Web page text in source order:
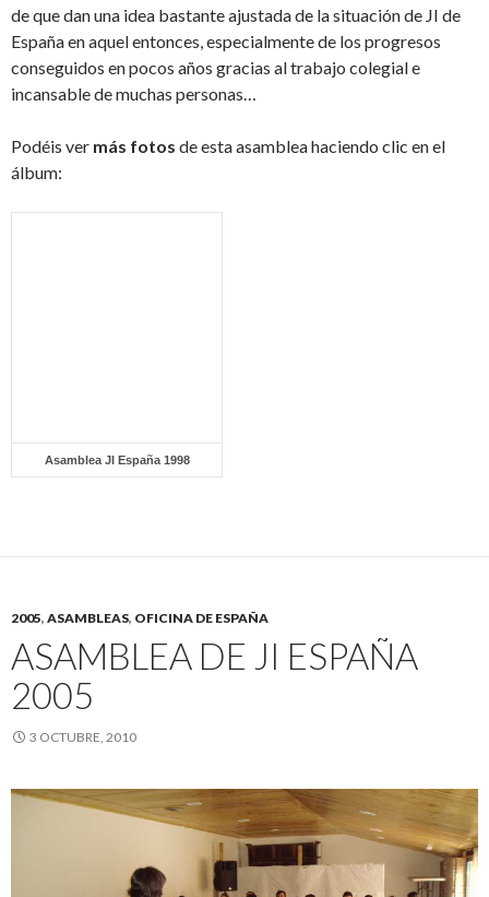
de que dan una idea bastante ajustada de la situación de JI de
España en aquel entonces, especialmente de los progresos
conseguidos en pocos años gracias al trabajo colegial e
incansable de muchas personas…
Podéis ver más fotos de esta asamblea haciendo clic en el
álbum:
Asamblea JI España 1998
2005, ASAMBLEAS, OFICINA DE ESPAÑA
ASAMBLEA DE JI ESPAÑA
2005
3 OCTUBRE, 2010